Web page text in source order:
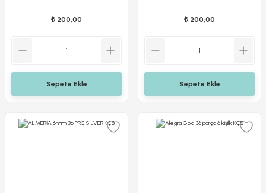
₺ 200,00
Sepete Ekle
₺ 200,00
Sepete Ekle